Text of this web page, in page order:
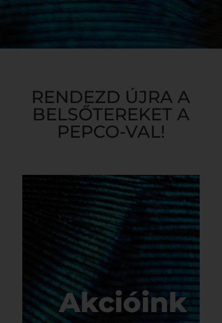
RENDEZD ÚJRA A
BELSŐTEREKET A
PEPCO-VAL!
Akcióink